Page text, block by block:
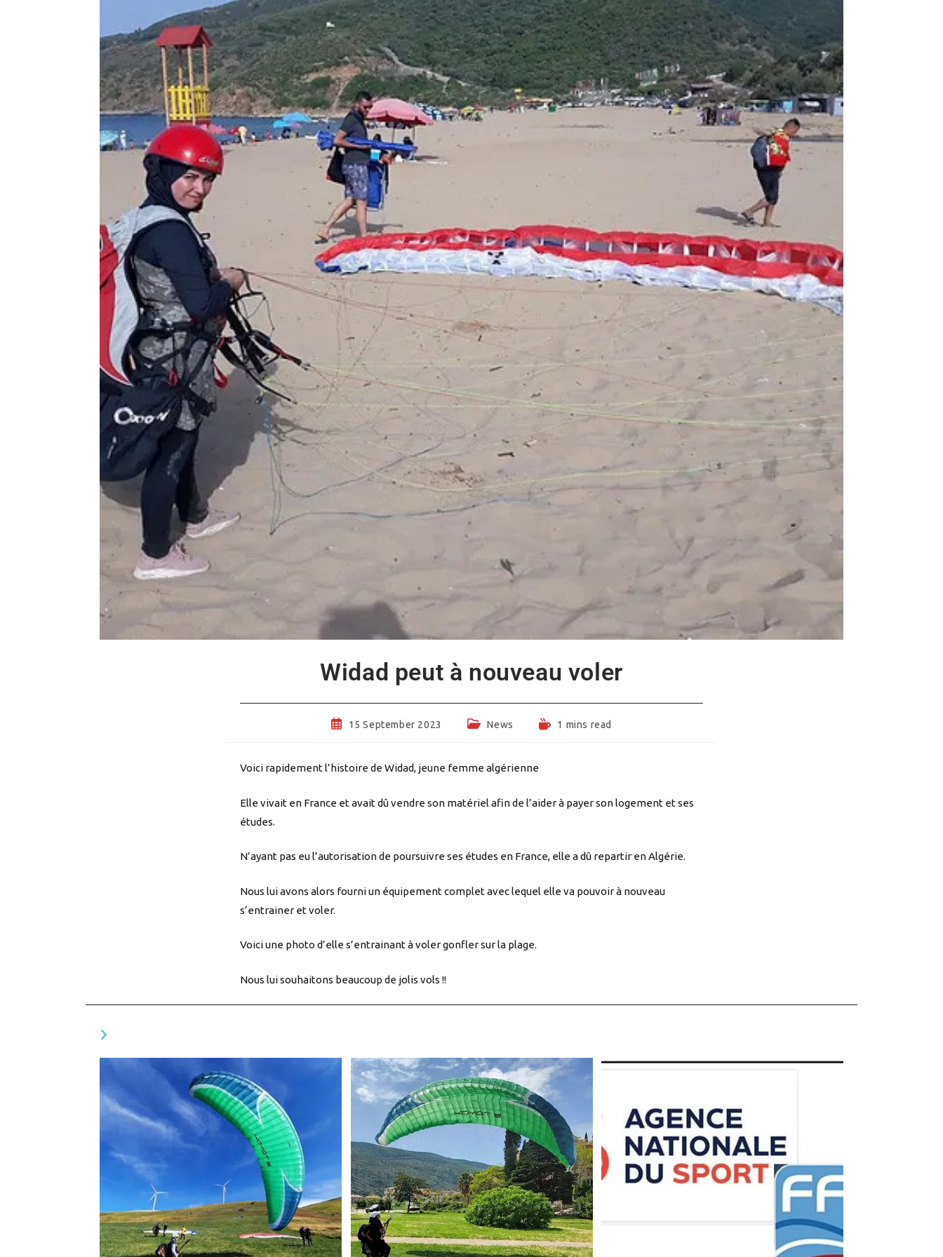
Widad peut à nouveau voler
Post15 September 2023
PostNews
Reading1 mins read
Voici rapidement l’histoire de Widad, jeune femme algérienne
Elle vivait en France et avait dû vendre son matériel afin de l’aider à payer son logement et ses
études.
N’ayant pas eu l’autorisation de poursuivre ses études en France, elle a dû repartir en Algérie.
Nous lui avons alors fourni un équipement complet avec lequel elle va pouvoir à nouveau
s’entrainer et voler.
Voici une photo d’elle s’entrainant à voler gonfler sur la plage.
Nous lui souhaitons beaucoup de jolis vols !!